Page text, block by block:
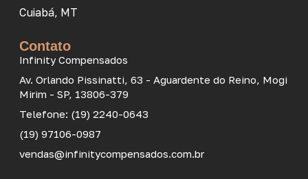
Cuiabá, MT
Contato
Infinity Compensados
Av. Orlando Pissinatti, 63 - Aguardente do Reino, Mogi
Mirim - SP, 13806-379
Telefone: (19) 2240-0643
(19) 97106-0987
vendas@infinitycompensados.com.br